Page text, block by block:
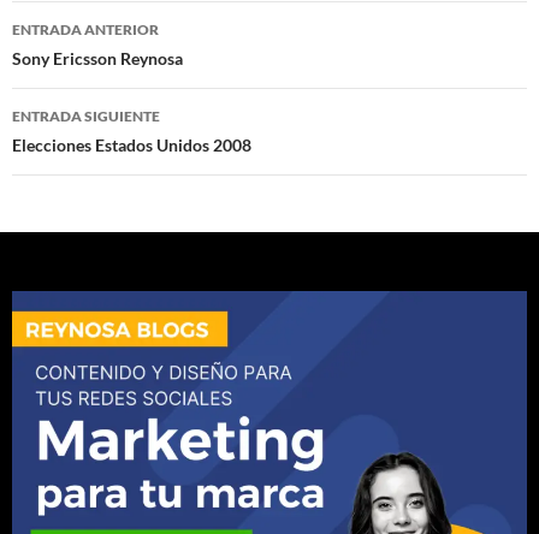
Navegación
de
entradas
ENTRADA ANTERIOR
Sony Ericsson Reynosa
ENTRADA SIGUIENTE
Elecciones Estados Unidos 2008